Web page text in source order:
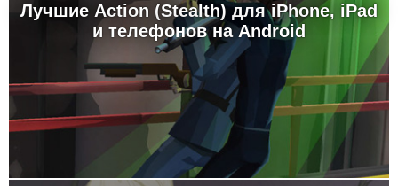
Лучшие Action (Stealth) для iPhone, iPad
и телефонов на Android